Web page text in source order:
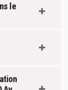
le